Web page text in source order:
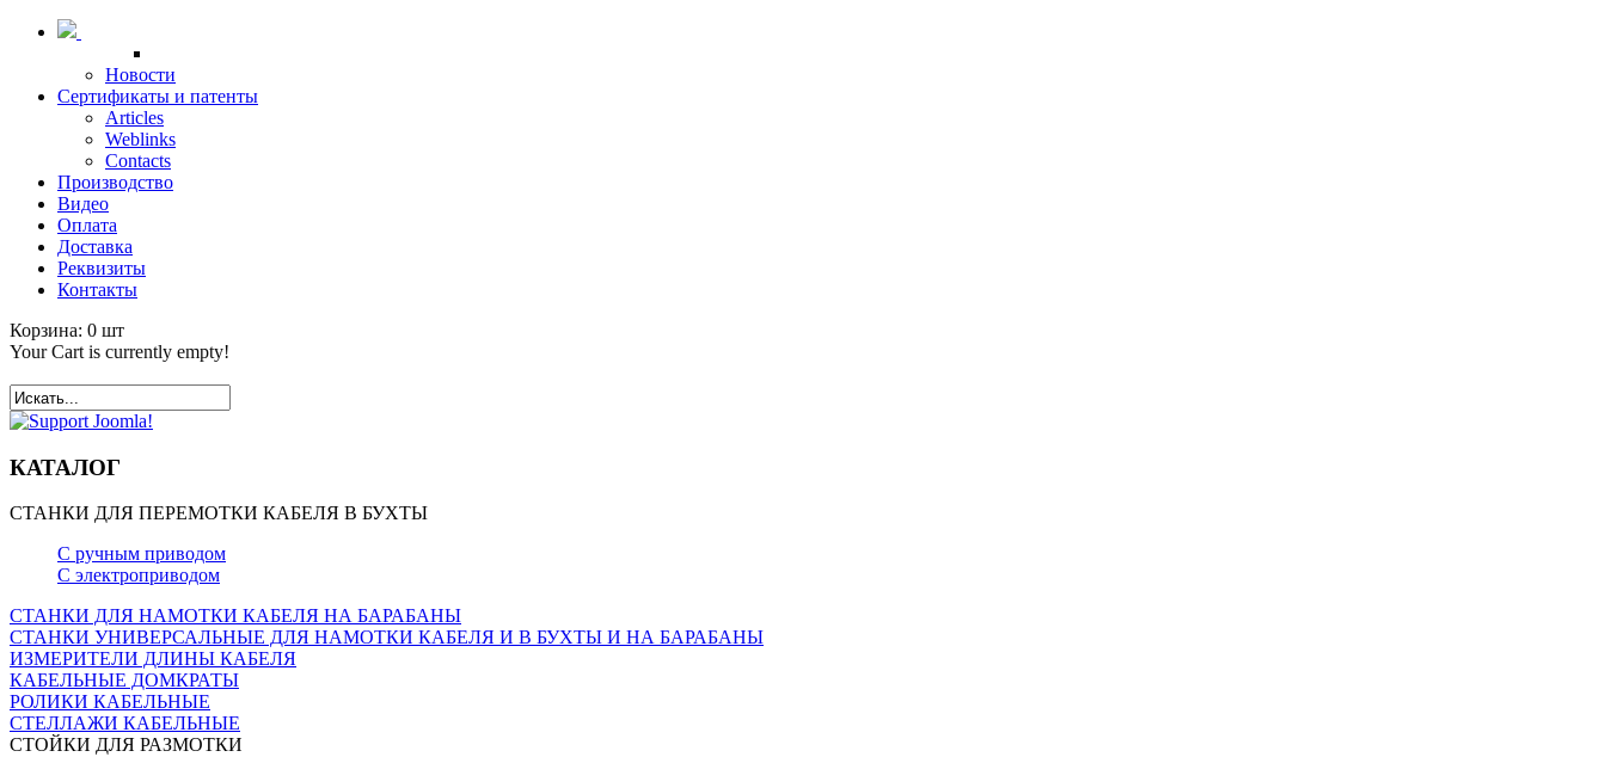
Новости
Сертификаты и патенты
Articles
Weblinks
Contacts
Производство
Видео
Оплата
Доставка
Реквизиты
Контакты
Корзина: 0 шт
Your Cart is currently empty!
КАТАЛОГ
СТАНКИ ДЛЯ ПЕРЕМОТКИ КАБЕЛЯ В БУХТЫ
С ручным приводом
С электроприводом
СТАНКИ ДЛЯ НАМОТКИ КАБЕЛЯ НА БАРАБАНЫ
СТАНКИ УНИВЕРСАЛЬНЫЕ ДЛЯ НАМОТКИ КАБЕЛЯ И В БУХТЫ И НА БАРАБАНЫ
ИЗМЕРИТЕЛИ ДЛИНЫ КАБЕЛЯ
КАБЕЛЬНЫЕ ДОМКРАТЫ
РОЛИКИ КАБЕЛЬНЫЕ
СТЕЛЛАЖИ КАБЕЛЬНЫЕ
СТОЙКИ ДЛЯ РАЗМОТКИ